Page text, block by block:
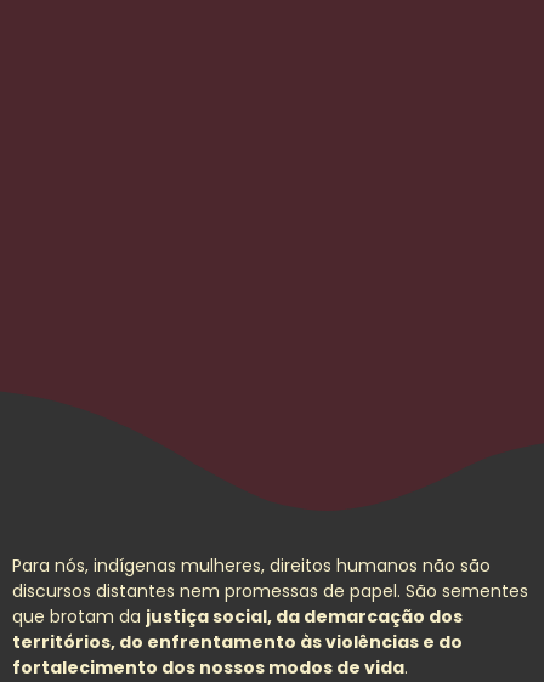
Para nós, indígenas mulheres, direitos humanos não são
discursos distantes nem promessas de papel. São sementes
que brotam da justiça social, da demarcação dos
territórios, do enfrentamento às violências e do
fortalecimento dos nossos modos de vida.